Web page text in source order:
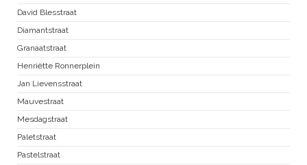
David Blesstraat
Diamantstraat
Granaatstraat
Henriëtte Ronnerplein
Jan Lievensstraat
Mauvestraat
Mesdagstraat
Paletstraat
Pastelstraat